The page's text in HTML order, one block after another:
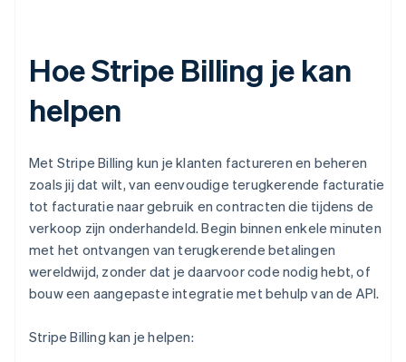
Hoe Stripe Billing je kan
helpen
Met Stripe Billing kun je klanten factureren en beheren
zoals jij dat wilt, van eenvoudige terugkerende facturatie
tot facturatie naar gebruik en contracten die tijdens de
verkoop zijn onderhandeld. Begin binnen enkele minuten
met het ontvangen van terugkerende betalingen
wereldwijd, zonder dat je daarvoor code nodig hebt, of
bouw een aangepaste integratie met behulp van de API.
Stripe Billing kan je helpen: